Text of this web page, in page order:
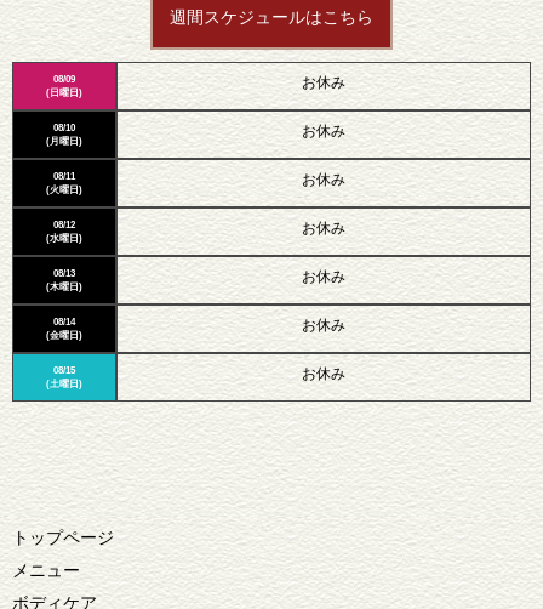
週間スケジュールはこちら
08/09
(日曜日)
08/10
(月曜日)
08/11
(火曜日)
08/12
(水曜日)
08/13
(木曜日)
08/14
(金曜日)
08/15
(土曜日)
お休み
お休み
お休み
お休み
お休み
お休み
お休み
トップページ
メニュー
ボディケア